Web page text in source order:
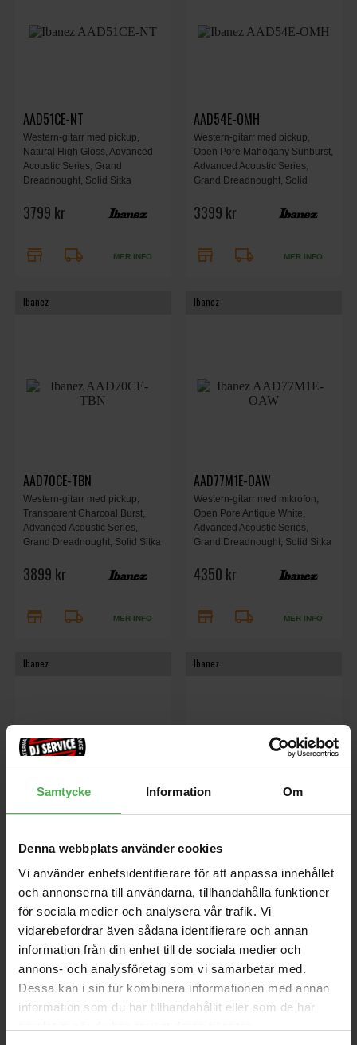
Samtycke Information Om
Denna webbplats använder cookies
Vi använder enhetsidentifierare för att anpassa innehållet
och annonserna till användarna, tillhandahålla funktioner
för sociala medier och analysera vår trafik. Vi
vidarebefordrar även sådana identifierare och annan
information från din enhet till de sociala medier och
annons- och analysföretag som vi samarbetar med.
Dessa kan i sin tur kombinera informationen med annan
information som du har tillhandahållit eller som de har
AAD51CE-NT
Western-gitarr med pickup,
Natural High Gloss, Advanced
Acoustic Series, Grand
Dreadnought, Solid Sitka
sides, AIR port, AEQ-TP2
3799 kr
store local_shipping MER INFO
AAD54E-OMH
Western-gitarr med pickup,
Open Pore Mahogany Sunburst,
Advanced Acoustic Series,
Grand Dreadnought, Solid
back & sides, AIR port, AEQ-TP2
3399 kr
store local_shipping MER INFO
Ibanez
AAD70CE-TBN
Western-gitarr med pickup,
Transparent Charcoal Burst,
Advanced Acoustic Series,
Grand Dreadnought, Solid Sitka
back & sides, AIR port, AEQ-TP2
3899 kr
store local_shipping MER INFO
Ibanez
AAD77M1E-OAW
Western-gitarr med mikrofon,
Open Pore Antique White,
Advanced Acoustic Series,
Grand Dreadnought, Solid Sitka
& sides, AIR port, AEQ-TP2
4350 kr
store local_shipping MER INFO
Ibanez
AAM100E-BK
strängad, Advanced Auditorium,
Kroppen har solid Sitka gran
Sapele, afrikansk mahognyhals,
Rosenträgreppbräda, svart.
5595 kr
store local_shipping
Ibanez
AAM100E-NT
strängad, Advanced Auditorium,
Kroppen har solid Sitka gran
topp med sidor och rygg av
Sapele, afrikansk mahognyhals,
Rosenträgreppbräda, Natural
High Gloss.
5595 kr
store local_shipping